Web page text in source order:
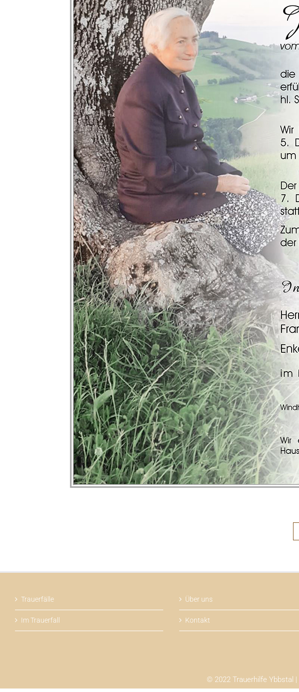
Trauerfälle
Im Trauerfall
Über uns
Kontakt
© 2022 Trauerhilfe Ybbstal |